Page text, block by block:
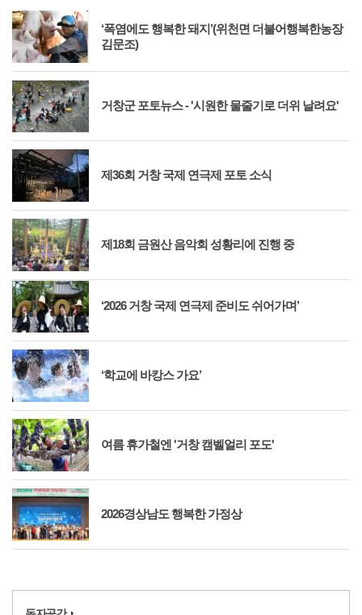
‘폭염에도 행복한 돼지’(위천면 더불어행복한농장
김문조)
거창군 포토뉴스 - '시원한 물줄기로 더위 날려요'
제36회 거창 국제 연극제 포토 소식
제18회 금원산 음악회 성황리에 진행 중
‘2026 거창 국제 연극제 준비도 쉬어가며’
‘학교에 바캉스 가요’
여름 휴가철엔 '거창 캠벨얼리 포도'
2026경상남도 행복한 가정상